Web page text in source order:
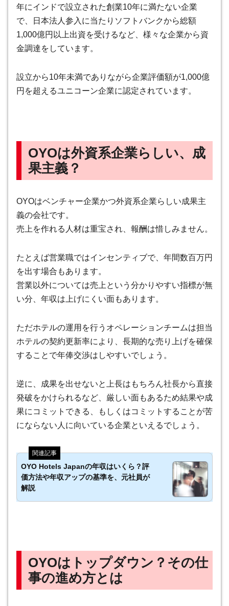
年にインドで設立された創業10年に満たない企業
で、日本法人参入に当たりソフトバンクから総額
1,000億円以上出資を受けるなど、様々な企業から資
金調達をしています。
設立から10年未満でありながら企業評価額が1,000億
円を超えるユニコーン企業に認定されています。
OYOは外資系企業らしい、成
果主義？
OYOはベンチャー企業かつ外資系企業らしい成果主
義の会社です。
売上を作れる人材は重宝され、報酬は惜しみません。
たとえば営業職ではインセンティブで、年間数百万円
を出す場合もあります。
営業以外については売上という分かりやすい指標が無
い分、年収は上げにくい面もあります。
ただホテルの運用を行うオペレーションチームは担当
ホテルの契約更新率により、長期的な売り上げを確保
することで年俸交渉はしやすいでしょう。
逆に、成果を出せないと上長はもちろん社長から直接
発破をかけられるなど、厳しい面もあるため結果や成
果にコミットできる、もしくはコミットすることが苦
にならない人に向いている企業といえるでしょう。
OYO Hotels Japanの年収はいくら？評
価方法や年収アップの基準を、元社員が
解説
OYOはトップダウン？その仕
事の進め方とは